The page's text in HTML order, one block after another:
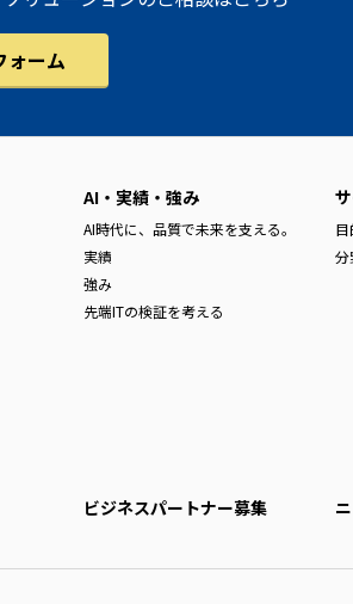
ォーム
AI・実績・強み
AI時代に、品質で未来を支える。
実績
強み
先端ITの検証を考える
ビジネスパートナー募集